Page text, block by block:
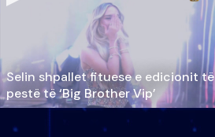
Selin shpallet fituese e edicionit të
pestë të ‘Big Brother Vip’